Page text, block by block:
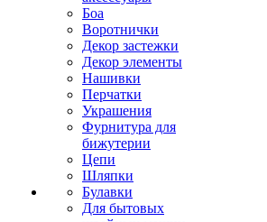
Боа
Воротнички
Декор застежки
Декор элементы
Нашивки
Перчатки
Украшения
Фурнитура для
бижутерии
Цепи
Шляпки
Булавки
Для бытовых